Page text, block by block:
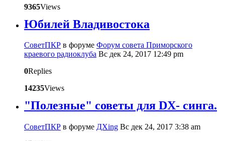
9365Views
Юбилей Владивостока
CоветПКР в форуме Форум совета Приморского
краевого радиоклуба Вс дек 24, 2017 12:49 pm
0Replies
14235Views
"Полезные" советы для DX- синга.
CоветПКР в форуме ДХing Вс дек 24, 2017 3:38 am